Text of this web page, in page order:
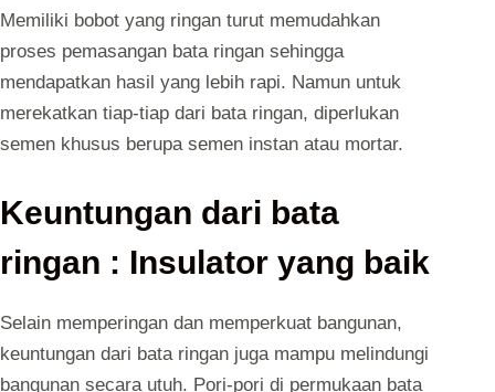
Memiliki bobot yang ringan turut memudahkan
proses pemasangan bata ringan sehingga
mendapatkan hasil yang lebih rapi. Namun untuk
merekatkan tiap-tiap dari bata ringan, diperlukan
semen khusus berupa semen instan atau mortar.
Keuntungan dari bata
ringan : Insulator yang baik
Selain memperingan dan memperkuat bangunan,
keuntungan dari bata ringan juga mampu melindungi
bangunan secara utuh. Pori-pori di permukaan bata